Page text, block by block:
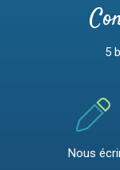
Nous
5